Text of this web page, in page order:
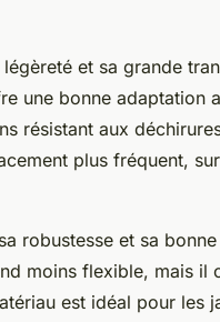
et sa grande
une bonne adaptation
résistant aux
plus fréquent,
robustesse et sa
moins flexible, mais il
est idéal pour les